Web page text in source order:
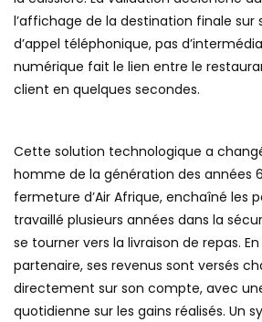
l’affichage de la destination finale sur
d’appel téléphonique, pas
numérique fait le lien entre le
client en quelques secondes.
Cette solution technologique a
homme de la génération des années
fermeture d’Air Afrique, enchaîné les
travaillé plusieurs années dans la
se tourner vers la livraison de repas.
partenaire, ses revenus sont versés
directement sur son compte, avec
quotidienne sur les gains réalisés. Un